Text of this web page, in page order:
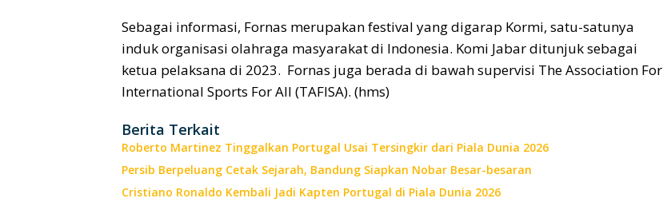
Sebagai informasi, Fornas merupakan festival yang digarap Kormi, satu-satunya
induk organisasi olahraga masyarakat di Indonesia. Komi Jabar ditunjuk sebagai
ketua pelaksana di 2023. Fornas juga berada di bawah supervisi The Association For
International Sports For All (TAFISA). (hms)
Berita Terkait
Roberto Martinez Tinggalkan Portugal Usai Tersingkir dari Piala Dunia 2026
Persib Berpeluang Cetak Sejarah, Bandung Siapkan Nobar Besar-besaran
Cristiano Ronaldo Kembali Jadi Kapten Portugal di Piala Dunia 2026